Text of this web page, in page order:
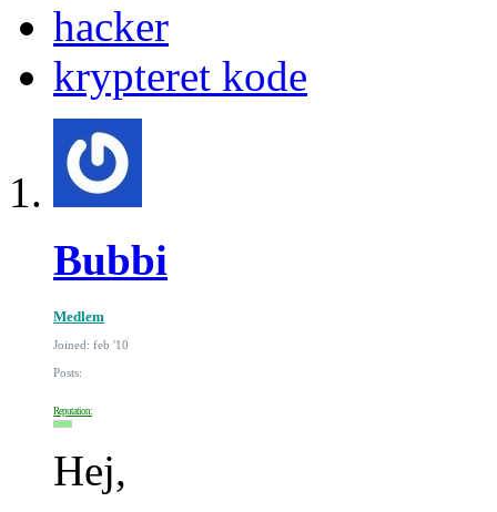
hacker
krypteret kode
Bubbi
Medlem
Joined: feb '10
Posts:
Reputation:
Hej,